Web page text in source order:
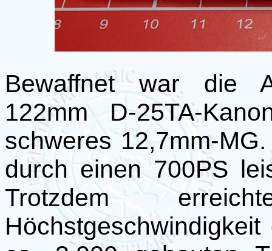
Bewaffnet war die
122mm D-25TA-
schweres 12,7mm-
durch einen 700PS
Trotzdem